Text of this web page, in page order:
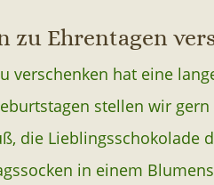
zu Ehrentagen
verschenken hat eine
stellen wir
die Lieblingsschokolade
in einem